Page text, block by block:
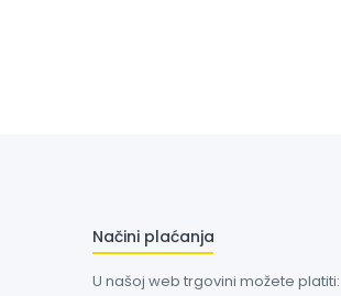
Načini plaćanja
U našoj web trgovini možete platiti: